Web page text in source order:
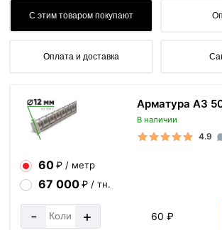
С этим товаром покупают
Оплата и доставка
Арматура А3
В наличии
4.9
60₽ / метр
67 000₽ / тн.
- + 60 ₽